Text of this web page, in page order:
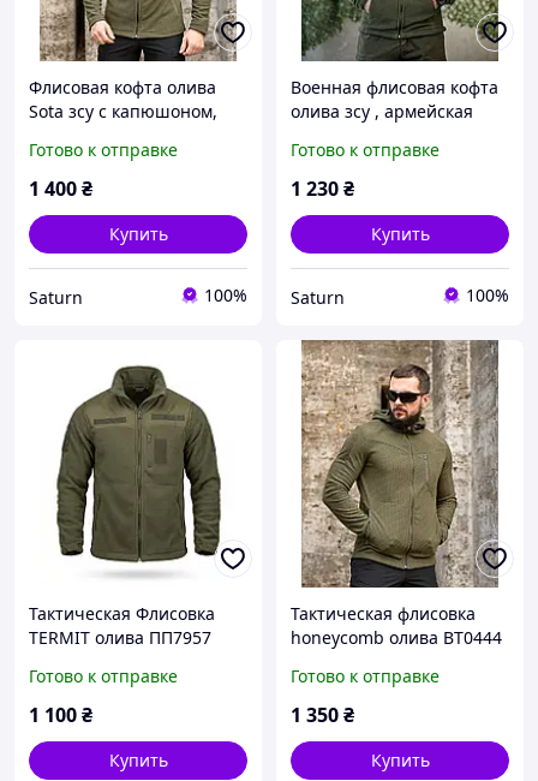
Флисовая кофта олива
Sota зсу с капюшоном,
замке олив, тактическая
теплая кофта флиска зсу
Готово к отправке
1 400₴
Купить
Saturn 100%
Военная флисовая кофта
олива зсу , армейская
тактическая флиска
теплая олива _M2_zx8c
Готово к отправке
1 230₴
Купить
Saturn 100%
Тактическая Флисовка
TERMIT олива ПП7957
Готово к отправке
1 100₴
Купить
Тактическая флисовка
honeycomb олива ВТ0444
Готово к отправке
1 350₴
Купить